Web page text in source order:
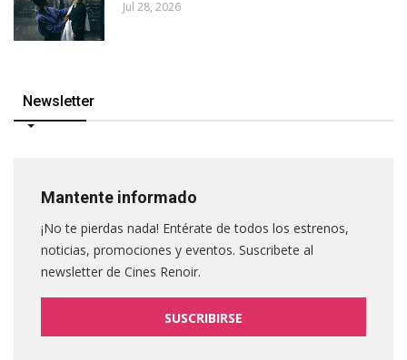
Jul 28, 2026
Newsletter
Mantente informado
¡No te pierdas nada! Entérate de todos los estrenos,
noticias, promociones y eventos. Suscribete al
newsletter de Cines Renoir.
SUSCRIBIRSE